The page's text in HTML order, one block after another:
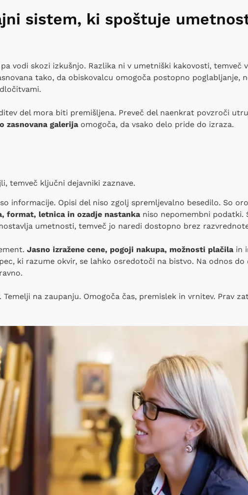
sistem, ki spoštuje
vodi skozi izkušnjo. Razlika ni v umetniški kakovosti, temveč
tako, da obiskovalcu omogoča postopno poglabljanje,
del mora biti premišljena. Preveč del naenkrat povzroči
zasnovana galerija omogoča, da vsako delo pride do izraza.
temveč ključni dejavniki zaznave.
informacije. Opisi del niso zgolj spremljevalno besedilo. So
format, letnica in ozadje nastanka niso nepomembni podatki.
umetnosti, temveč jo naredi dostopno brez
Jasno izražene cene, pogoji nakupa, možnosti plačila in
ki razume okvir, se lahko osredotoči na bistvo. Na odnos do
na zaupanju. Omogoča čas, premislek in vrnitev. Prav